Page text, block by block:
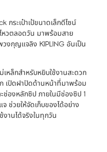
กระเป๋าเป้ขนาดเล็กดีไซน์
หวตลอดวัน มาพร้อมสาย
วงกุญแจลิง KIPLING อันเป็น
หล็กสำหรับหยิบใช้งานสะดวก
เปิดฝาปิดด้านหน้าที่มาพร้อม
ช่องหลักซิป ภายในมีช่องซิป 1
ช่วยให้จัดเก็บของได้อย่าง
งานได้จริงในทุกวัน